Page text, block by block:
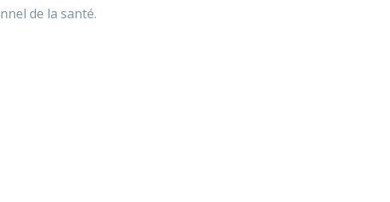
de la santé.